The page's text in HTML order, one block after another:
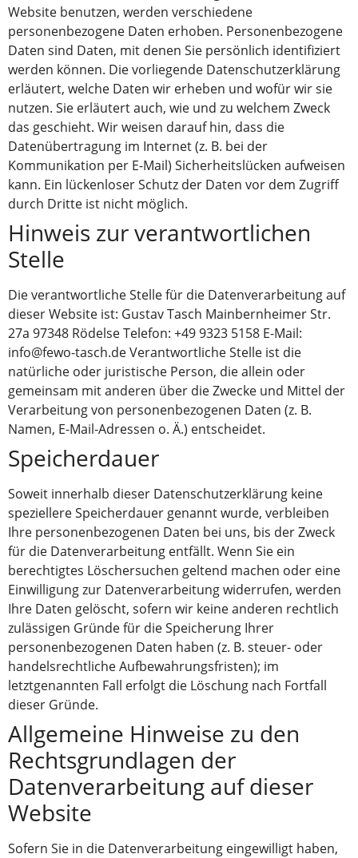
Website benutzen, werden verschiedene
personenbezogene Daten erhoben. Personenbezogene
Daten sind Daten, mit denen Sie persönlich identifiziert
werden können. Die vorliegende Datenschutzerklärung
erläutert, welche Daten wir erheben und wofür wir sie
nutzen. Sie erläutert auch, wie und zu welchem Zweck
das geschieht. Wir weisen darauf hin, dass die
Datenübertragung im Internet (z. B. bei der
Kommunikation per E-Mail) Sicherheitslücken aufweisen
kann. Ein lückenloser Schutz der Daten vor dem Zugriff
durch Dritte ist nicht möglich.
Hinweis zur verantwortlichen
Stelle
Die verantwortliche Stelle für die Datenverarbeitung auf
dieser Website ist: Gustav Tasch Mainbernheimer Str.
27a 97348 Rödelse Telefon: +49 9323 5158 E-Mail:
info@fewo-tasch.de Verantwortliche Stelle ist die
natürliche oder juristische Person, die allein oder
gemeinsam mit anderen über die Zwecke und Mittel der
Verarbeitung von personenbezogenen Daten (z. B.
Namen, E-Mail-Adressen o. Ä.) entscheidet.
Speicherdauer
Soweit innerhalb dieser Datenschutzerklärung keine
speziellere Speicherdauer genannt wurde, verbleiben
Ihre personenbezogenen Daten bei uns, bis der Zweck
für die Datenverarbeitung entfällt. Wenn Sie ein
berechtigtes Löschersuchen geltend machen oder eine
Einwilligung zur Datenverarbeitung widerrufen, werden
Ihre Daten gelöscht, sofern wir keine anderen rechtlich
zulässigen Gründe für die Speicherung Ihrer
personenbezogenen Daten haben (z. B. steuer- oder
handelsrechtliche Aufbewahrungsfristen); im
letztgenannten Fall erfolgt die Löschung nach Fortfall
dieser Gründe.
Allgemeine Hinweise zu den
Rechtsgrundlagen der
Datenverarbeitung auf dieser
Website
Sofern Sie in die Datenverarbeitung eingewilligt haben,